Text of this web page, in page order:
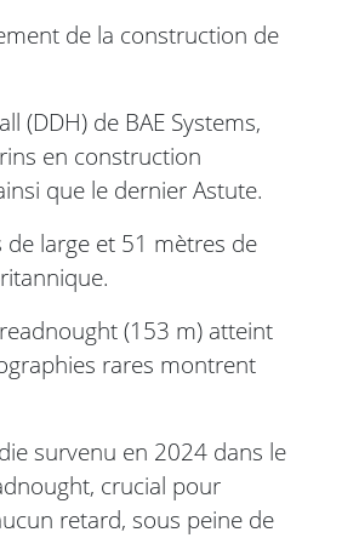
de la construction de
(DDH) de BAE Systems,
en construction
que le dernier Astute.
large et 51 mètres de
(153 m) atteint
rares montrent
survenu en 2024 dans le
crucial pour
retard, sous peine de